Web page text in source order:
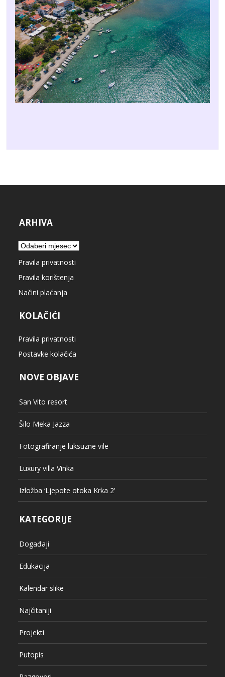
ARHIVA
Arhiva
Pravila privatnosti
Pravila korištenja
Načini plaćanja
KOLAČIĆI
Pravila privatnosti
Postavke kolačića
NOVE OBJAVE
San Vito resort
Šilo Meka Jazza
Fotografiranje luksuzne vile
Luxury villa Vinka
Izložba ‘Ljepote otoka Krka 2’
KATEGORIJE
Događaji
Edukacija
Kalendar slike
Najčitaniji
Projekti
Putopis